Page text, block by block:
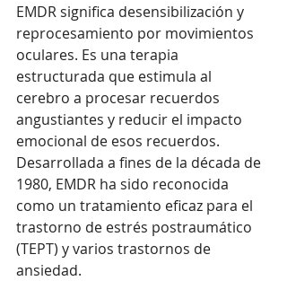
EMDR significa desensibilización y
reprocesamiento por movimientos
oculares. Es una terapia
estructurada que estimula al
cerebro a procesar recuerdos
angustiantes y reducir el impacto
emocional de esos recuerdos.
Desarrollada a fines de la década de
1980, EMDR ha sido reconocida
como un tratamiento eficaz para el
trastorno de estrés postraumático
(TEPT) y varios trastornos de
ansiedad.